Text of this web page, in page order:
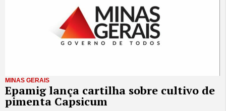
MINAS GERAIS
Epamig lança cartilha sobre cultivo de
pimenta Capsicum